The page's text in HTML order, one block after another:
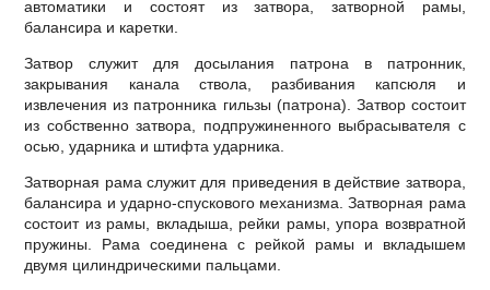
автоматики и состоят из затвора, затворной рамы,
балансира и каретки.
Затвор служит для досылания патрона в патронник,
закрывания канала ствола, разбивания капсюля и
извлечения из патронника гильзы (патрона). Затвор состоит
из собственно затвора, подпружиненного выбрасывателя с
осью, ударника и штифта ударника.
Затворная рама служит для приведения в действие затвора,
балансира и ударно-спускового механизма. Затворная рама
состоит из рамы, вкладыша, рейки рамы, упора возвратной
пружины. Рама соединена с рейкой рамы и вкладышем
двумя цилиндрическими пальцами.